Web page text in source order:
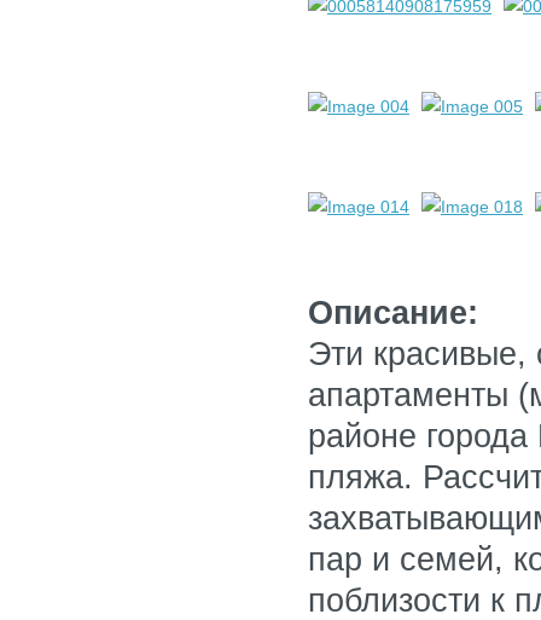
Описание:
Эти красивые,
апартаменты
районе города
пляжа.
пар и семей,
поблизости к